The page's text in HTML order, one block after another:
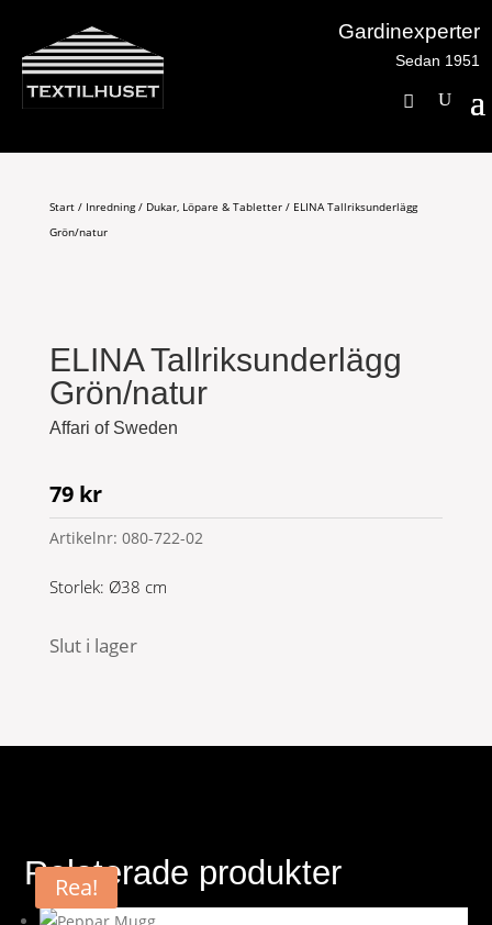
Gardinexperter
Sedan 1951
Start/ Inredning/ Dukar, Löpare & Tabletter/ ELINA Tallriksunderlägg
Grön/natur
ELINA Tallriksunderlägg
Grön/natur
Affari of Sweden
79 kr
Artikelnr: 080-722-02
Storlek: Ø38 cm
Slut i lager
Relaterade produkter
Rea!